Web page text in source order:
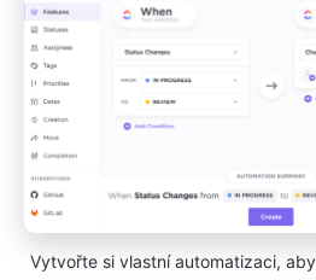
Vytvořte si vlastní automatizaci,